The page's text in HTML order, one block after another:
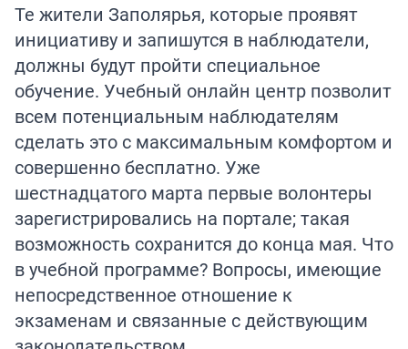
Те жители Заполярья, которые проявят
инициативу и запишутся в наблюдатели,
должны будут пройти специальное
обучение. Учебный онлайн центр позволит
всем потенциальным наблюдателям
сделать это с максимальным комфортом и
совершенно бесплатно. Уже
шестнадцатого марта первые волонтеры
зарегистрировались на портале; такая
возможность сохранится до конца мая. Что
в учебной программе? Вопросы, имеющие
непосредственное отношение к
экзаменам и связанные с действующим